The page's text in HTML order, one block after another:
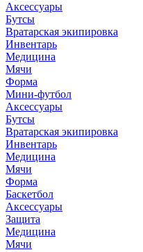
Аксессуары
Бутсы
Вратарская экипировка
Инвентарь
Медицина
Мячи
Форма
Мини-футбол
Аксессуары
Бутсы
Вратарская экипировка
Инвентарь
Медицина
Мячи
Форма
Баскетбол
Аксессуары
Защита
Медицина
Мячи